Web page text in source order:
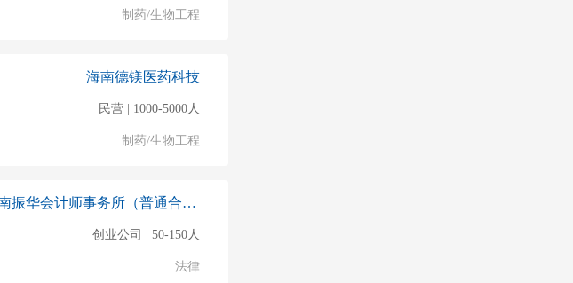
制药/生物工程
海南德镁医药科技
民营 | 1000-5000人
制药/生物工程
海南振华会计师事务所（普通合伙）
创业公司 | 50-150人
法律